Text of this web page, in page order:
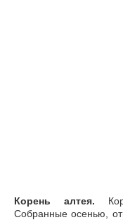
Корень алтея.
Собранные осенью,